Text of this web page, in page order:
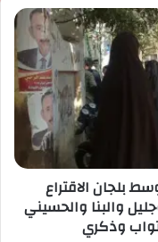
التضامن
لريادة
بلجان الاقتراع
والبنا والحسيني
وذكري